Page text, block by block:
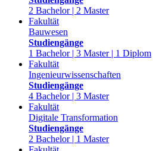
2 Bachelor | 2 Master
Fakultät
Bauwesen
Studiengänge
1 Bachelor | 3 Master | 1 Diplom
Fakultät
Ingenieurwissenschaften
Studiengänge
4 Bachelor | 3 Master
Fakultät
Digitale Transformation
Studiengänge
2 Bachelor | 1 Master